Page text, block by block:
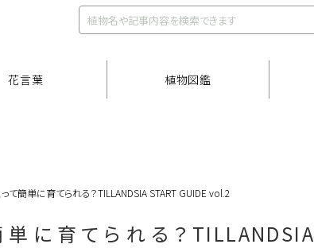
花言葉 植物図鑑
て簡単に育てられる？TILLANDSIA START GUIDE vol.2
に育てられる？TILLANDSIA